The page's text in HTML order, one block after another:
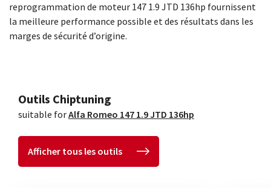
reprogrammation de moteur 147 1.9 JTD 136hp fournissent
la meilleure performance possible et des résultats dans les
marges de sécurité d’origine.
Outils Chiptuning
suitable forAlfa Romeo 147 1.9 JTD 136hp
Afficher tous les outils